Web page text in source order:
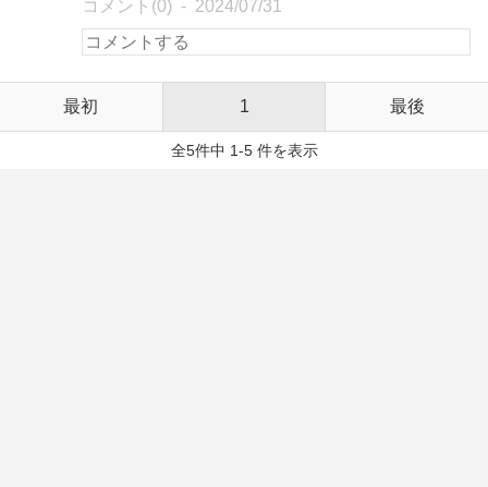
コメント(0) 2024/07/31
最初 1 最後
全5件中 1-5 件を表示